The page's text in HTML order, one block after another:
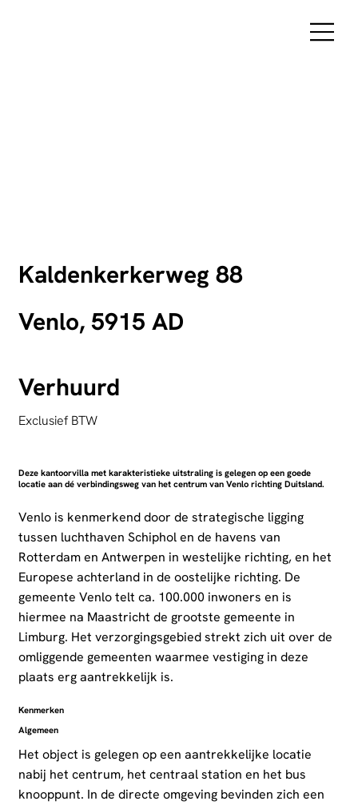
Kaldenkerkerweg 88
Venlo, 5915 AD
Verhuurd
Exclusief BTW
Deze kantoorvilla met karakteristieke uitstraling is gelegen op een goede
locatie aan dé verbindingsweg van het centrum van Venlo richting Duitsland.
Venlo is kenmerkend door de strategische ligging
tussen luchthaven Schiphol en de havens van
Rotterdam en Antwerpen in westelijke richting, en het
Europese achterland in de oostelijke richting. De
gemeente Venlo telt ca. 100.000 inwoners en is
hiermee na Maastricht de grootste gemeente in
Limburg. Het verzorgingsgebied strekt zich uit over de
omliggende gemeenten waarmee vestiging in deze
plaats erg aantrekkelijk is.
Kenmerken
Algemeen
Het object is gelegen op een aantrekkelijke locatie
nabij het centrum, het centraal station en het bus
knooppunt. In de directe omgeving bevinden zich een